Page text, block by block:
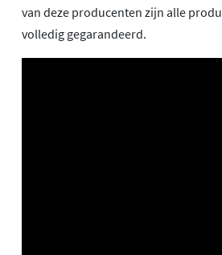
van deze producenten zijn alle
volledig gegarandeerd.